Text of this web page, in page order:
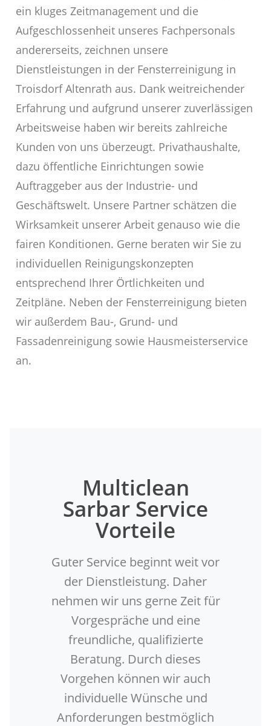
ein kluges Zeitmanagement und die
Aufgeschlossenheit unseres Fachpersonals
andererseits, zeichnen unsere
Dienstleistungen in der Fensterreinigung in
Troisdorf Altenrath aus. Dank weitreichender
Erfahrung und aufgrund unserer zuverlässigen
Arbeitsweise haben wir bereits zahlreiche
Kunden von uns überzeugt. Privathaushalte,
dazu öffentliche Einrichtungen sowie
Auftraggeber aus der Industrie- und
Geschäftswelt. Unsere Partner schätzen die
Wirksamkeit unserer Arbeit genauso wie die
fairen Konditionen. Gerne beraten wir Sie zu
individuellen Reinigungskonzepten
entsprechend Ihrer Örtlichkeiten und
Zeitpläne. Neben der Fensterreinigung bieten
wir außerdem Bau-, Grund- und
Fassadenreinigung sowie Hausmeisterservice
an.
Multiclean
Sarbar Service
Vorteile
Guter Service beginnt weit vor
der Dienstleistung. Daher
nehmen wir uns gerne Zeit für
Vorgespräche und eine
freundliche, qualifizierte
Beratung. Durch dieses
Vorgehen können wir auch
individuelle Wünsche und
Anforderungen bestmöglich